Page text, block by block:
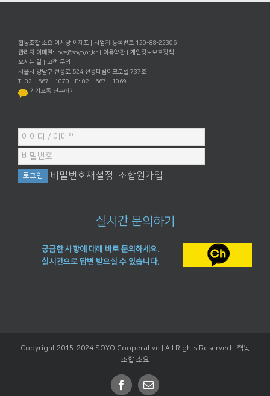
협동조합 소요 이사장 이재포 | 사업자 등록번호 120-88-22306
관리자 이메일:ilove@soyo.or.kr | 이용약관 | 개인정보보호정책
오시는 길 | 고객 문의
서울시 강남구 선릉로 524 선릉대림아크로텔 737호
T: 02 - 567 - 1070 | F: 02 - 567 - 1069
카카오톡 친구하기
비밀번호재설정 조합원가입
실시간 문의하기
궁금한 사항에 대해 바로 문의하세요.
실시간으로 답변 받으실 수 있습니다.
Copyright 2015-2024 SOYO Cooperative | All Rights Reserved | 협동
조합 소요
Facebook
Email